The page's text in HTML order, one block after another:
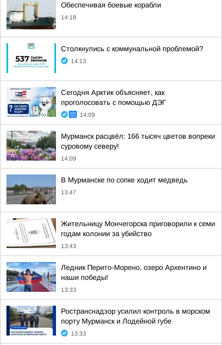
Обеспечивая боевые корабли
14:18
Столкнулись с коммунальной проблемой?
14:13
Сегодня Арктик объясняет, как
проголосовать с помощью ДЭГ
14:09
Мурманск расцвёл: 166 тысяч цветов вопреки
суровому северу!
14:09
В Мурманске по сопке ходит медведь
13:47
Жительницу Мончегорска приговорили к семи
годам колонии за убийство
13:43
Ледник Перито-Морено, озеро Архентино и
наши победы!
13:33
Ространснадзор усилил контроль в морском
порту Мурманск и Лодейной губе
13:33